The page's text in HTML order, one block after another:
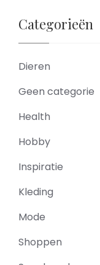
Categorieën
Dieren
Geen categorie
Health
Hobby
Inspiratie
Kleding
Mode
Shoppen